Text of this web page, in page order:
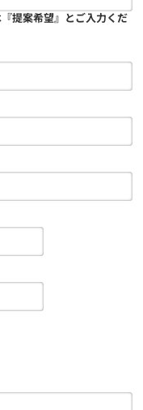
提案希望』とご入力くだ